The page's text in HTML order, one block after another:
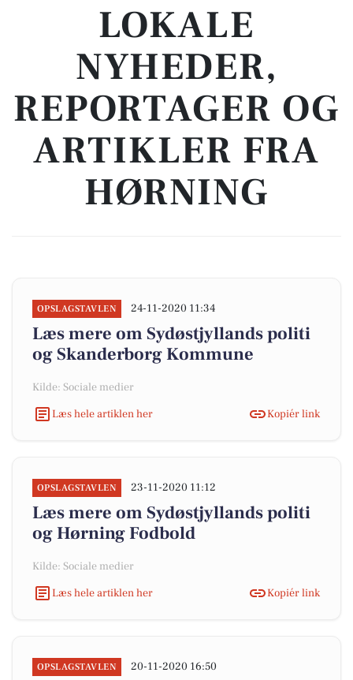
LOKALE
NYHEDER,
REPORTAGER OG
ARTIKLER FRA
HØRNING
OPSLAGSTAVLEN 24-11-2020 11:34
Læs mere om Sydøstjyllands politi
og Skanderborg Kommune
Kilde: Sociale medier
Læs hele artiklen her
Kopiér link
OPSLAGSTAVLEN 23-11-2020 11:12
Læs mere om Sydøstjyllands politi
og Hørning Fodbold
Kilde: Sociale medier
Læs hele artiklen her
Kopiér link
OPSLAGSTAVLEN 20-11-2020 16:50